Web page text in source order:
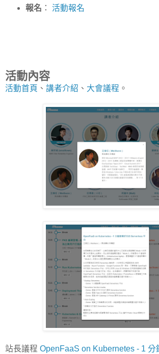
報名 ： 活動報名
活動內容
活動首頁 、 講者介紹 、 大會議程 。
站長議程 OpenFaaS on Kubernetes - 1 分